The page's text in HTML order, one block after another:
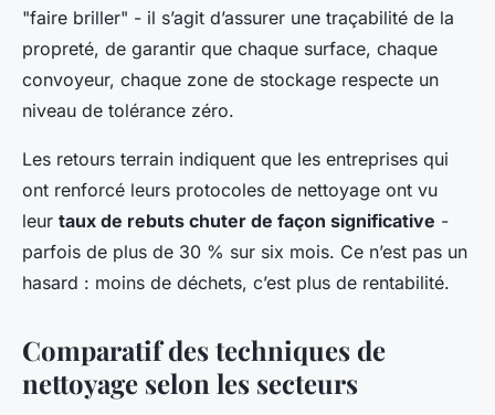
"faire briller" - il s’agit d’assurer une traçabilité de la
propreté, de garantir que chaque surface, chaque
convoyeur, chaque zone de stockage respecte un
niveau de tolérance zéro.
Les retours terrain indiquent que les entreprises qui
ont renforcé leurs protocoles de nettoyage ont vu
leur taux de rebuts chuter de façon significative -
parfois de plus de 30 % sur six mois. Ce n’est pas un
hasard : moins de déchets, c’est plus de rentabilité.
Comparatif des techniques de
nettoyage selon les secteurs